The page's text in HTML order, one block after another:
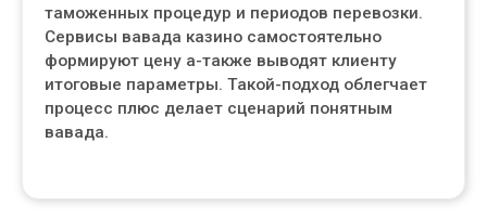
таможенных процедур и периодов перевозки.
Сервисы вавада казино самостоятельно
формируют цену а-также выводят клиенту
итоговые параметры. Такой-подход облегчает
процесс плюс делает сценарий понятным
вавада.